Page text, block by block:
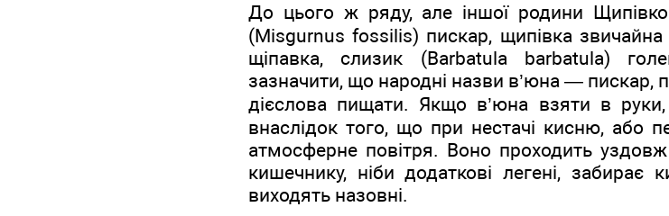
До цього ж ряду, але іншої родини
(Misgurnus fossilis) пискар, щипівка
щіпавка, слизик (Barbatula barbatula)
зазначити, що народні назви в’юна — пискар,
дієслова пищати. Якщо в’юна взяти в
внаслідок того, що при нестачі кисню, або
атмосферне повітря. Воно проходить
кишечнику, ніби додаткові легені,
виходять назовні.